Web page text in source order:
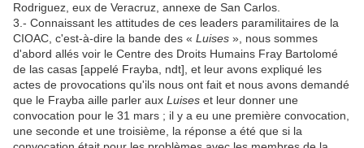
Rodriguez, eux de Veracruz, annexe de San Carlos.
3.- Connaissant les attitudes de ces leaders paramilitaires de la
CIOAC, c'est-à-dire la bande des « Luises », nous sommes
d'abord allés voir le Centre des Droits Humains Fray Bartolomé
de las casas [appelé Frayba, ndt], et leur avons expliqué les
actes de provocations qu'ils nous ont fait et nous avons demandé
que le Frayba aille parler aux Luises et leur donner une
convocation pour le 31 mars ; il y a eu une première convocation,
une seconde et une troisième, la réponse a été que si la